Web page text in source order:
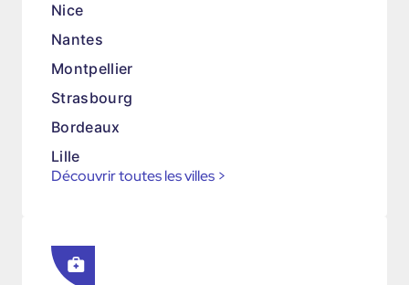
Nice
Nantes
Montpellier
Strasbourg
Bordeaux
Lille
Découvrir toutes les villes >